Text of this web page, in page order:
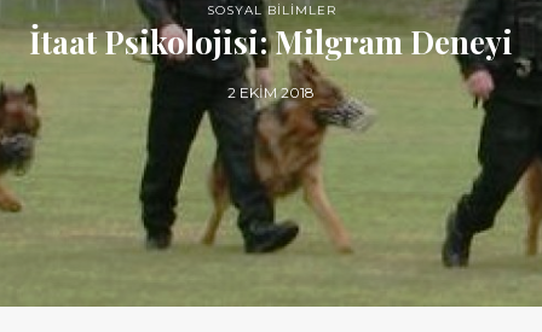
SOSYAL BİLİMLER
İtaat Psikolojisi: Milgram Deneyi
2 EKIM 2018